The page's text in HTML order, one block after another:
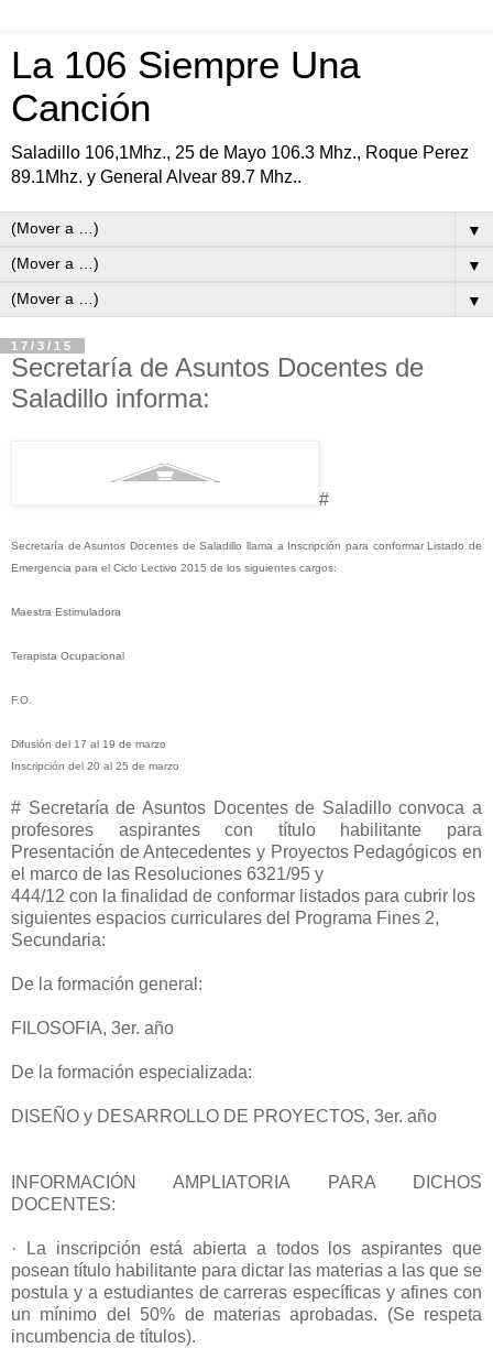
La 106 Siempre Una
Canción
Saladillo 106,1Mhz., 25 de Mayo 106.3 Mhz., Roque Perez
89.1Mhz. y General Alvear 89.7 Mhz..
▼
▼
▼
17/3/15
Secretaría de Asuntos Docentes de
Saladillo informa:
#
Secretaría de Asuntos Docentes de Saladillo llama a Inscripción para conformar Listado de
Emergencia para el Ciclo Lectivo 2015 de los siguientes cargos:
Maestra Estimuladora
Terapista Ocupacional
F.O.
Difusión del 17 al 19 de marzo
Inscripción del 20 al 25 de marzo
# Secretaría de Asuntos Docentes de Saladillo convoca a
profesores aspirantes con título habilitante para
Presentación de Antecedentes y Proyectos Pedagógicos en
el marco de las Resoluciones 6321/95 y
444/12 con la finalidad de conformar listados para cubrir los
siguientes espacios curriculares del Programa Fines 2,
Secundaria:
De la formación general:
FILOSOFIA, 3er. año
De la formación especializada:
DISEÑO y DESARROLLO DE PROYECTOS, 3er. año
INFORMACIÓN AMPLIATORIA PARA DICHOS
DOCENTES:
· La inscripción está abierta a todos los aspirantes que
posean título habilitante para dictar las materias a las que se
postula y a estudiantes de carreras específicas y afines con
un mínimo del 50% de materias aprobadas. (Se respeta
incumbencia de títulos).